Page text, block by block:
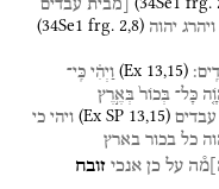
[מבית עבדים
ויהרג יהוה (34Se1 frg. 2,8)
(Ex 13,15) וַיְהִ֗י כִּֽי־
כָּל־ בְּכוֹר֙ בְּאֶ֣רֶץ
עבדים (Ex SP 13,15) ויהי כי
כל בכור בארץ
על כן אנכי זובח